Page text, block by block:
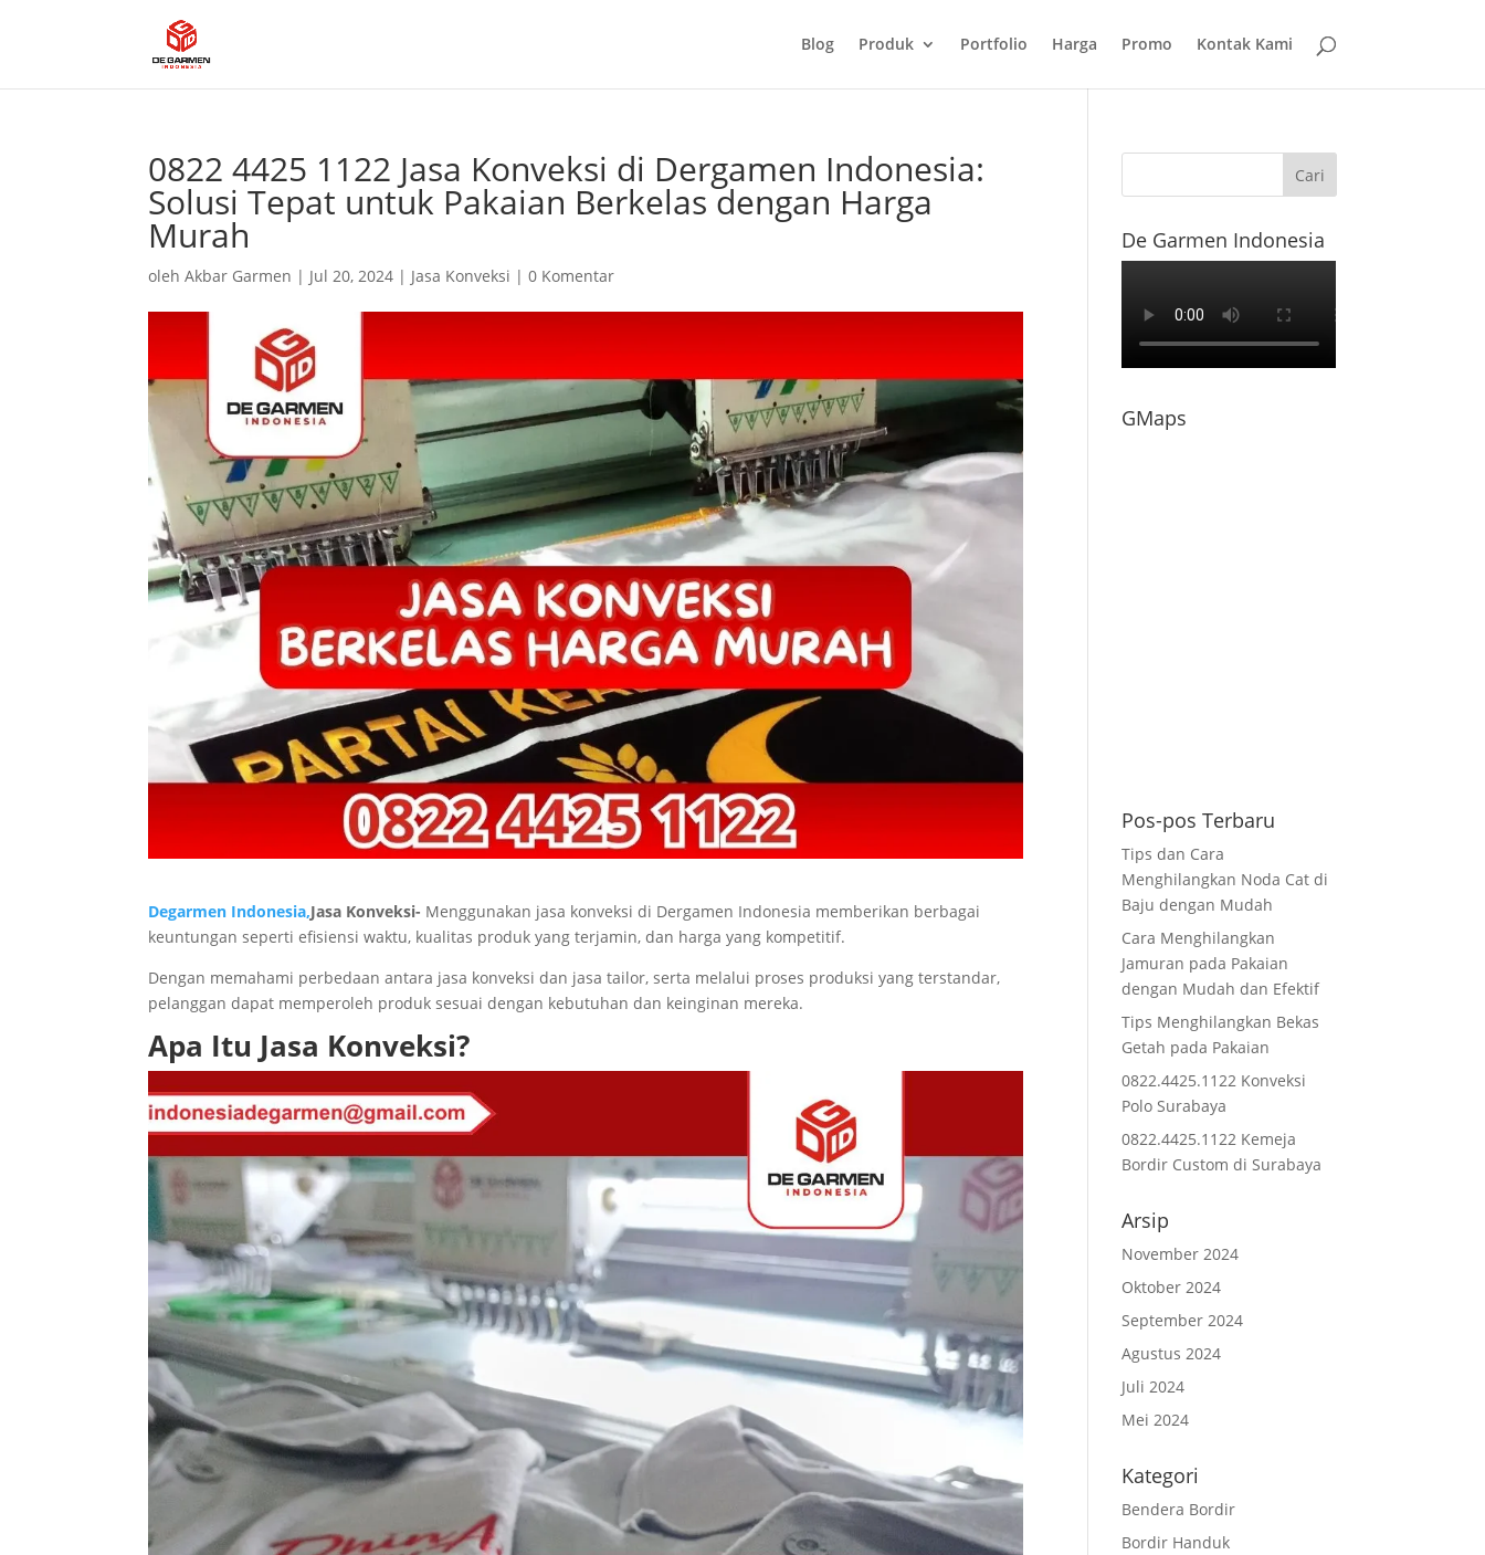
Blog Produk Portfolio Harga Promo Kontak Kami
0822 4425 1122 Jasa Konveksi di Dergamen Indonesia:
Solusi Tepat untuk Pakaian Berkelas dengan Harga
Murah
olehAkbar Garmen | Jul 20, 2024 | Jasa Konveksi |0 Komentar
Degarmen Indonesia,Jasa Konveksi- Menggunakan jasa konveksi di Dergamen Indonesia memberikan berbagai
keuntungan seperti efisiensi waktu, kualitas produk yang terjamin, dan harga yang kompetitif.
Dengan memahami perbedaan antara jasa konveksi dan jasa tailor, serta melalui proses produksi yang terstandar,
pelanggan dapat memperoleh produk sesuai dengan kebutuhan dan keinginan mereka.
Apa Itu Jasa Konveksi?
De Garmen Indonesia
GMaps
Pos-pos Terbaru
Tips dan Cara
Menghilangkan Noda Cat di
Baju dengan Mudah
Cara Menghilangkan
Jamuran pada Pakaian
dengan Mudah dan Efektif
Tips Menghilangkan Bekas
Getah pada Pakaian
0822.4425.1122 Konveksi
Polo Surabaya
0822.4425.1122 Kemeja
Bordir Custom di Surabaya
Arsip
November 2024
Oktober 2024
September 2024
Agustus 2024
Juli 2024
Mei 2024
Kategori
Bendera Bordir
Bordir Handuk